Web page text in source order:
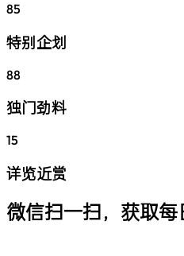
85
特别企划
88
独门劲料
15
详览近赏
微信扫一扫，获取